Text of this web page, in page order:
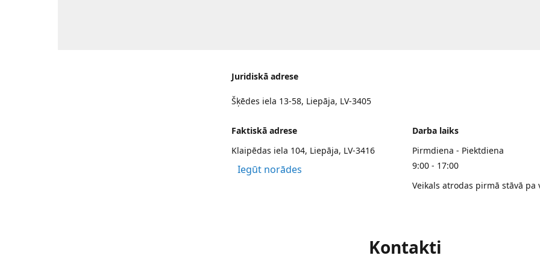
Juridiskā adrese
Šķēdes iela 13-58, Liepāja, LV-3405
Faktiskā adrese
Klaipēdas iela 104, Liepāja, LV-3416
Iegūt norādes
Darba laiks
Pirmdiena - Piektdiena
9:00 - 17:00
Veikals atrodas pirmā stāvā pa
Kontakti